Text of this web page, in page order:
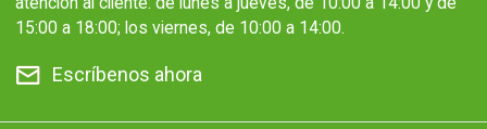
15:00 a 18:00; los viernes, de 10:00 a 14:00.
Escríbenos ahora